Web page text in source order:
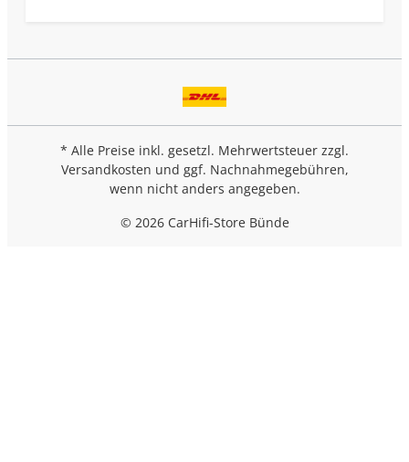
* Alle Preise inkl. gesetzl. Mehrwertsteuer zzgl.
Versandkosten und ggf. Nachnahmegebühren,
wenn nicht anders angegeben.
© 2026 CarHifi-Store Bünde